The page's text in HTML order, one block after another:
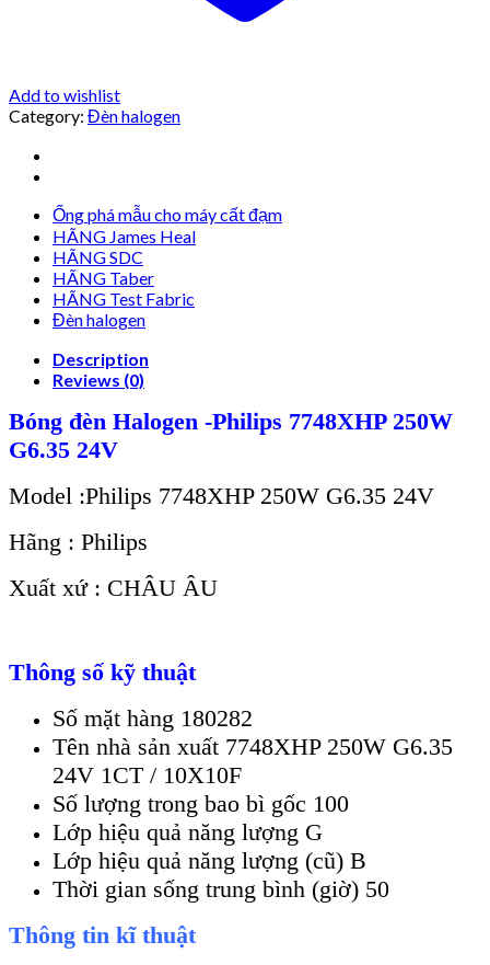
Add to wishlist
Category: Đèn halogen
Ống phá mẫu cho máy cất đạm
HÃNG James Heal
HÃNG SDC
HÃNG Taber
HÃNG Test Fabric
Đèn halogen
Description
Reviews (0)
Bóng đèn Halogen -Philips 7748XHP 250W
G6.35 24V
Model :Philips 7748XHP 250W G6.35 24V
Hãng : Philips
Xuất xứ : CHÂU ÂU
Thông số kỹ thuật
Số mặt hàng 180282
Tên nhà sản xuất 7748XHP 250W G6.35
24V 1CT / 10X10F
Số lượng trong bao bì gốc 100
Lớp hiệu quả năng lượng G
Lớp hiệu quả năng lượng (cũ) B
Thời gian sống trung bình (giờ) 50
Thông tin kĩ thuật